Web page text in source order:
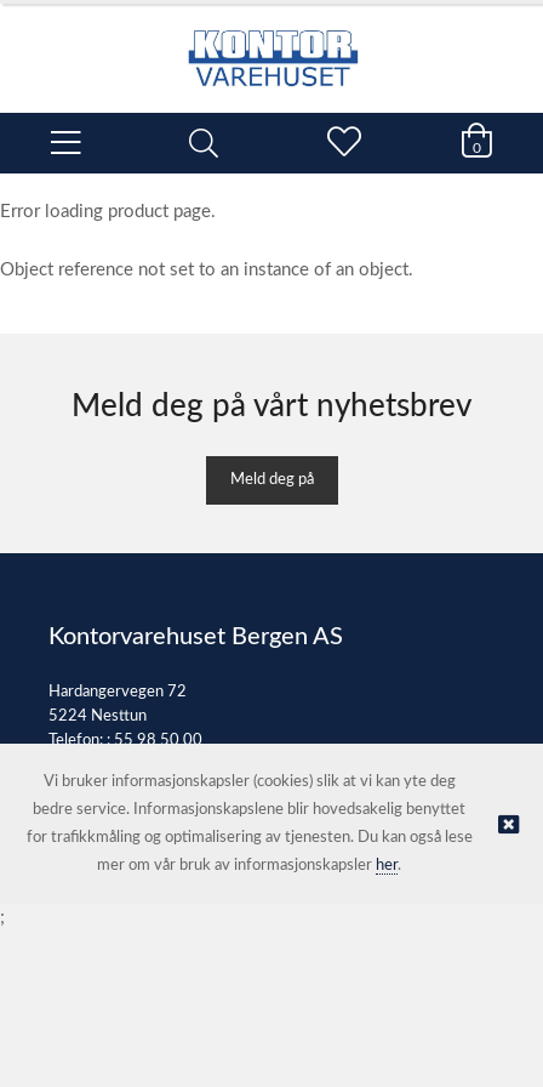
0
Error loading product page.
Object reference not set to an instance of an object.
Meld deg på vårt nyhetsbrev
Meld deg på
Kontorvarehuset Bergen AS
Hardangervegen 72
5224 Nesttun
Telefon: :55 98 50 00
© Kontorvarehuset Bergen AS |Nettbutikk levert av Kréatif
Vi bruker informasjonskapsler (cookies) slik at vi kan yte deg
bedre service. Informasjonskapslene blir hovedsakelig benyttet
for trafikkmåling og optimalisering av tjenesten. Du kan også lese
mer om vår bruk av informasjonskapsler her.
;